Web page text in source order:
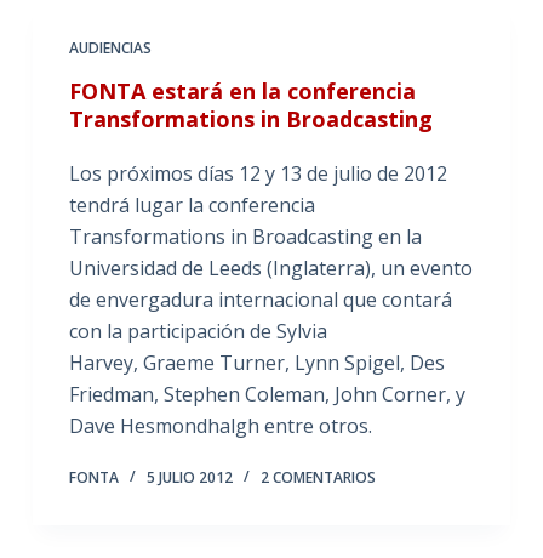
AUDIENCIAS
FONTA estará en la conferencia
Transformations in Broadcasting
Los próximos días 12 y 13 de julio de 2012
tendrá lugar la conferencia
Transformations in Broadcasting en la
Universidad de Leeds (Inglaterra), un evento
de envergadura internacional que contará
con la participación de Sylvia
Harvey, Graeme Turner, Lynn Spigel, Des
Friedman, Stephen Coleman, John Corner, y
Dave Hesmondhalgh entre otros.
FONTA 5 JULIO 2012 2 COMENTARIOS